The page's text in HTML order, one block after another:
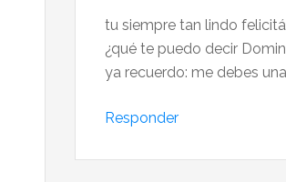
tu siempre tan lindo
¿qué te puedo decir
ya recuerdo: me debes
Responder